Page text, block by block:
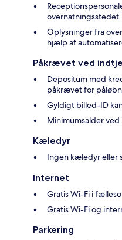
overnatningsstedet
Oplysninger fra
hjælp af
Påkrævet ved
Depositum med
påkrævet for
Gyldigt billed-ID
Minimumsalder
Kæledyr
Ingen kæledyr eller
Internet
Gratis Wi-Fi i
Gratis Wi-Fi og
Parkering